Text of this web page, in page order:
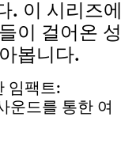
. 이 시리즈에
이 걸어온 성
봅니다.
임팩트:
운드를 통한 여